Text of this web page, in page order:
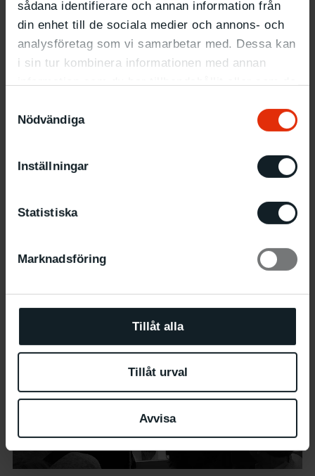
sådana identifierare och annan information från
din enhet till de sociala medier och annons- och
analysföretag som vi samarbetar med. Dessa kan
i sin tur kombinera informationen med annan
information som du har tillhandahållit eller som de
Nödvändiga
Inställningar
Statistiska
Marknadsföring
Tillåt alla
Tillåt urval
Avvisa
Programmet är en del av Demokrativeckan Malmö Möts.
Information
Vad : Dansperformance
När: Lördag 13.6 klockan 13–14
Fri entré, ingen anmälan krävs
Demokrativeckan Malmö Möts
Relaterade evenemang